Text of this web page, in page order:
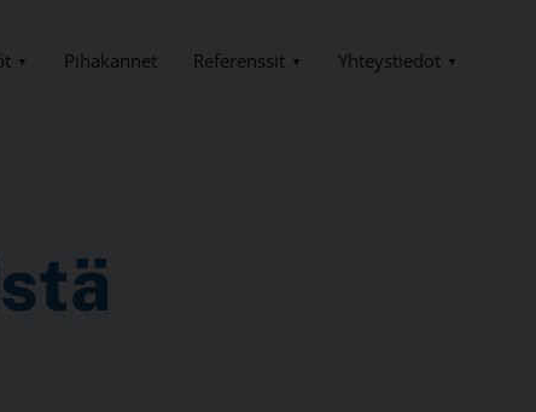
Pihakannet Referenssit Yhteystiedot